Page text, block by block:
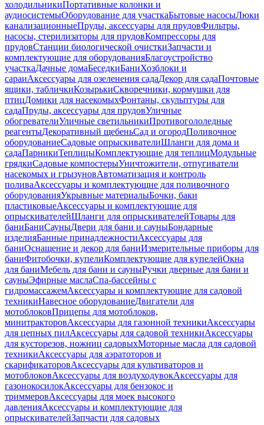
холодильникиПортативные колонки и
аудиосистемыОборудование для участкаБытовые насосыЛюки
канализационныеПруды, аксессуары для прудовФильтры,
насосы, стерилизаторы для прудовКомпрессоры для
прудовСтанции биологической очисткиЗапчасти и
комплектующие для оборудованияБлагоустройство
участкаДачные домаБеседкиБаниХозблоки и
сараиАксессуары для озеленения садаДекор для садаПочтовые
ящики, табличкиКозырькиСкворечники, кормушки для
птицДомики для насекомыхФонтаны, скульптуры для
садаПруды, аксессуары для прудовУличные
обогревателиУличные светильникиПротивогололедные
реагентыДекоративный щебеньСад и огородПоливочное
оборудованиеСадовые опрыскивателиШланги для дома и
садаПарникиТеплицыКомплектующие для теплицМодульные
грядкиСадовые компостерыУничтожители, отпугиватели
насекомых и грызуновАвтоматизация и контроль
поливаАксессуары и комплектующие для поливочного
оборудованияУкрывные материалыБочки, баки
пластиковыеАксессуары и комплектующие для
опрыскивателейШланги для опрыскивателейТовары для
баниБаниСауныДвери для бани и сауныБондарные
изделияБанные принадлежностиАксессуары для
баниОснащение и декор для баниИзмерительные приборы для
баниФитобочки, купелиКомплектующие для купелейОкна
для баниМебель для бани и сауныРучки дверные для бани и
сауныЭфирные маслаСпа-бассейны с
гидромассажемАксессуары и комплектующие для садовой
техникиНавесное оборудованиеДвигатели для
мотоблоковПрицепы для мотоблоков,
минитракторовАксессуары для газонной техникиАксессуары
для цепных пилАксессуары для садовой техникиАксессуары
для кусторезов, ножниц садовыхМоторные масла для садовой
техникиАксессуары для аэратоторов и
скарификаторовАксессуары для культиваторов и
мотоблоковАксессуары для воздуходувокАксессуары для
газонокосилокАксессуары для бензокос и
триммеровАксессуары для моек высокого
давленияАксессуары и комплектующие для
опрыскивателейЗапчасти для садовых